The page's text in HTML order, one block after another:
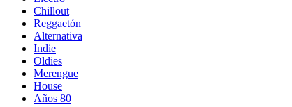
Chillout
Reggaetón
Alternativa
Indie
Oldies
Merengue
House
Años 80